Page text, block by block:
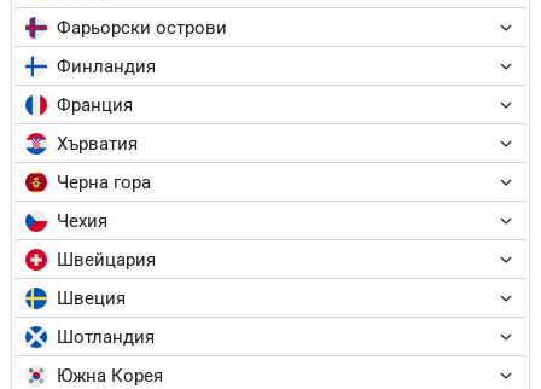
Фарьорски острови
Финландия
Франция
Хърватия
Черна гора
Чехия
Швейцария
Швеция
Шотландия
Южна Корея